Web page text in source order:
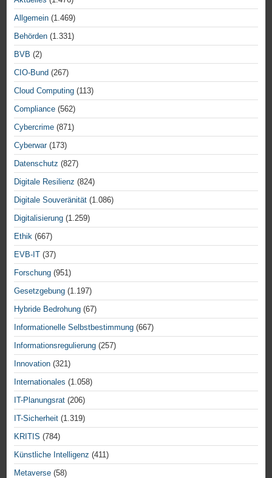
Allgemein (1.469)
Behörden (1.331)
BVB (2)
CIO-Bund (267)
Cloud Computing (113)
Compliance (562)
Cybercrime (871)
Cyberwar(173)
Datenschutz (827)
Digitale Resilienz (824)
Digitale Souveränität (1.086)
Digitalisierung (1.259)
Ethik (667)
EVB-IT (37)
Forschung (951)
Gesetzgebung (1.197)
Hybride Bedrohung (67)
Informationelle Selbstbestimmung (667)
Informationsregulierung (257)
Innovation (321)
Internationales (1.058)
IT-Planungsrat (206)
IT-Sicherheit (1.319)
KRITIS (784)
Künstliche Intelligenz (411)
Metaverse (58)